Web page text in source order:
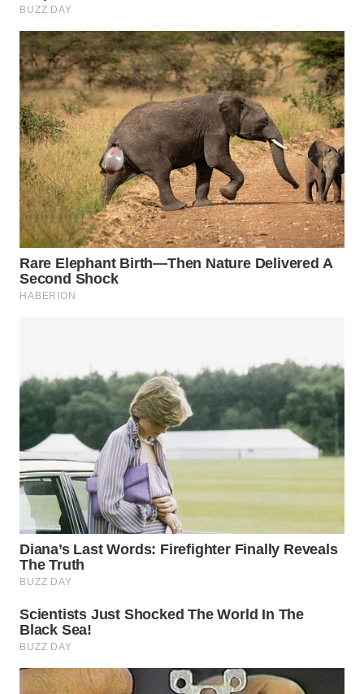
WN
INDRAMAYU
WN
KUNINGAN
WN
MAJALENGKA
WN
SUBANG
WN
SUKABUMI
WN
PRIANGAN
TIMUR
WN
SEMARANG
WN
SOLO
WN
WN